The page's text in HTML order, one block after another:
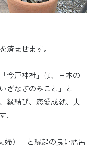
済ませます。
今戸神社」は、日本の
ざなぎのみこと」と
縁結び、恋愛成就、夫
。
婦）」と縁起の良い語呂